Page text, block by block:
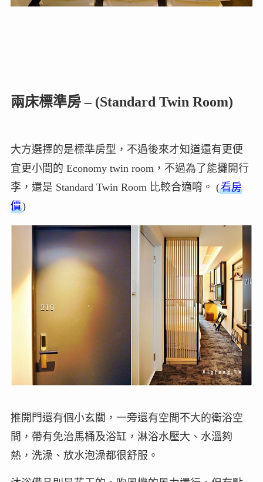
兩床標準房 – (Standard Twin Room)
大方選擇的是標準房型，不過後來才知道還有更便
宜更小間的 Economy twin room，不過為了能攤開行
李，還是 Standard Twin Room 比較合適唷。 (看房
價)
推開門還有個小玄關，一旁還有空間不大的衛浴空
間，帶有免治馬桶及浴缸，淋浴水壓大、水溫夠
熱，洗澡、放水泡澡都很舒服。